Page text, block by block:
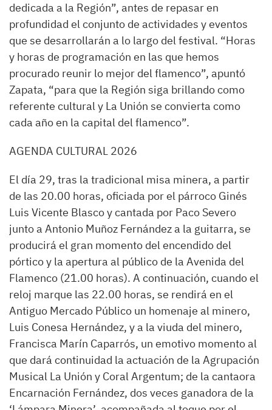
dedicada a la Región”, antes de repasar en
profundidad el conjunto de actividades y eventos
que se desarrollarán a lo largo del festival. “Horas
y horas de programación en las que hemos
procurado reunir lo mejor del flamenco”, apuntó
Zapata, “para que la Región siga brillando como
referente cultural y La Unión se convierta como
cada año en la capital del flamenco”.
AGENDA CULTURAL 2026
El día 29, tras la tradicional misa minera, a partir
de las 20.00 horas, oficiada por el párroco Ginés
Luis Vicente Blasco y cantada por Paco Severo
junto a Antonio Muñoz Fernández a la guitarra, se
producirá el gran momento del encendido del
pórtico y la apertura al público de la Avenida del
Flamenco (21.00 horas). A continuación, cuando el
reloj marque las 22.00 horas, se rendirá en el
Antiguo Mercado Público un homenaje al minero,
Luis Conesa Hernández, y a la viuda del minero,
Francisca Marín Caparrós, un emotivo momento al
que dará continuidad la actuación de la Agrupación
Musical La Unión y Coral Argentum; de la cantaora
Encarnación Fernández, dos veces ganadora de la